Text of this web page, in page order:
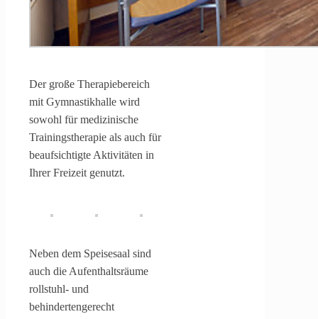
Der große Therapiebereich
mit Gymnastikhalle wird
sowohl für medizinische
Trainingstherapie als auch für
beaufsichtigte Aktivitäten in
Ihrer Freizeit genutzt.
Neben dem Speisesaal sind
auch die Aufenthaltsräume
rollstuhl- und
behindertengerecht